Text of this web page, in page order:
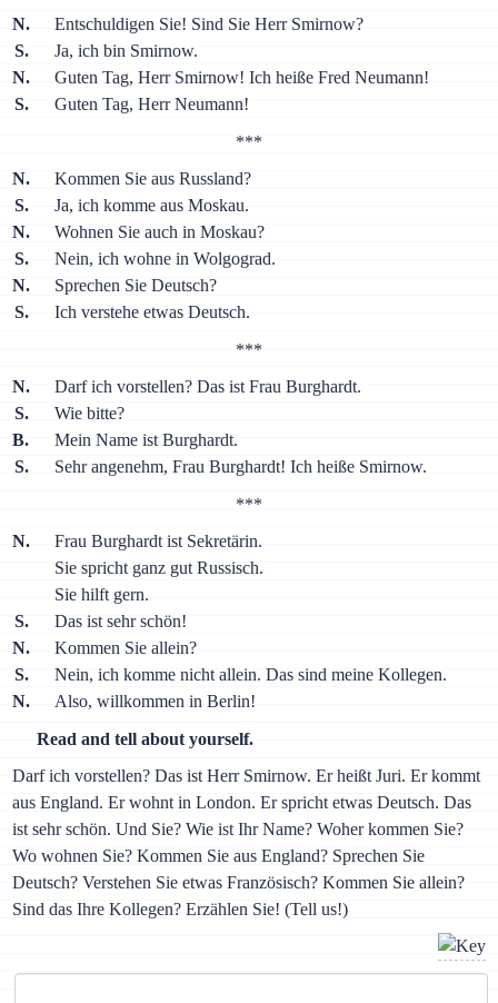
N.
Entschuldigen Sie! Sind Sie Herr Smirnow?
S.
Ja, ich bin Smirnow.
N.
Guten Tag, Herr Smirnow! Ich heiße Fred Neumann!
S.
Guten Tag, Herr Neumann!
***
N.
Kommen Sie aus Russland?
S.
Ja, ich komme aus Moskau.
N.
Wohnen Sie auch in Moskau?
S.
Nein, ich wohne in Wolgograd.
N.
Sprechen Sie Deutsch?
S.
Ich verstehe etwas Deutsch.
***
N.
Darf ich vorstellen? Das ist Frau Burghardt.
S.
Wie bitte?
B.
Mein Name ist Burghardt.
S.
Sehr angenehm, Frau Burghardt! Ich heiße Smirnow.
***
N.
Frau Burghardt ist Sekretärin.
Sie spricht ganz gut Russisch.
Sie hilft gern.
S.
Das ist sehr schön!
N.
Kommen Sie allein?
S.
Nein, ich komme nicht allein. Das sind meine Kollegen.
N.
Also, willkommen in Berlin!
Read and tell about yourself.
Darf ich vorstellen? Das ist Herr Smirnow. Er heißt Juri. Er kommt
aus England. Er wohnt in London. Er spricht etwas Deutsch. Das
ist sehr schön. Und Sie? Wie ist Ihr Name? Woher kommen Sie?
Wo wohnen Sie? Kommen Sie aus England? Sprechen Sie
Deutsch? Verstehen Sie etwas Französisch? Kommen Sie allein?
Sind das Ihre Kollegen? Erzählen Sie! (Tell us!)